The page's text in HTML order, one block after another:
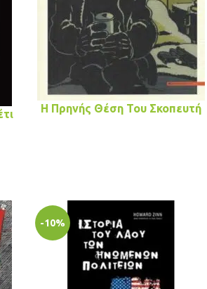
Η Πρηνής Θέση Του Σκοπευτή
-10%